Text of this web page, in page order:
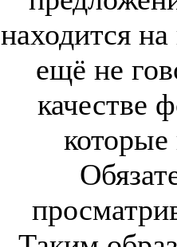
находится
ещё не
качестве